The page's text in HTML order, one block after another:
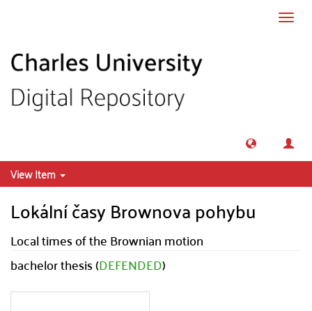
View Item
Lokální časy Brownova pohybu
Local times of the Brownian motion
bachelor thesis (DEFENDED)